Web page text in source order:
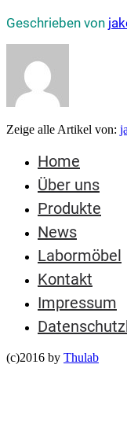
Geschrieben von
Zeige alle Artikel von:
Home
Über uns
Produkte
News
Labormöbel
Kontakt
Impressum
(c)2016 by Thulab